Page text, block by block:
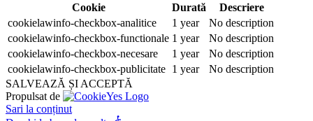
Cookie
Durată
Descriere
cookielawinfo-checkbox-analitice
1 year
No description
cookielawinfo-checkbox-functionale 1 year
No description
cookielawinfo-checkbox-necesare
1 year
No description
cookielawinfo-checkbox-publicitate 1 year
No description
SALVEAZĂ ȘI ACCEPTĂ
Propulsat de
Sari la conținut